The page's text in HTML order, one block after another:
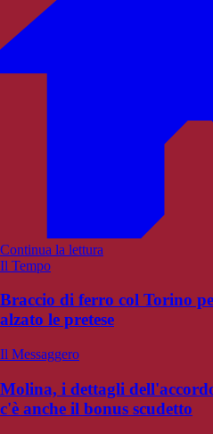
Continua la lettura
Il Tempo
Braccio di ferro col Torino
alzato le pretese
Il Messaggero
Molina, i dettagli
c'è anche il bonus scudetto